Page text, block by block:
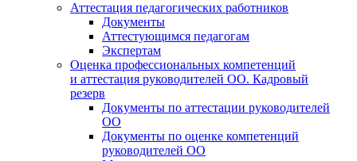
Аттестация педагогических работников
Документы
Аттестующимся педагогам
Экспертам
Оценка профессиональных компетенций
и аттестация руководителей ОО. Кадровый
резерв
Документы по аттестации руководителей
ОО
Документы по оценке компетенций
руководителей ОО